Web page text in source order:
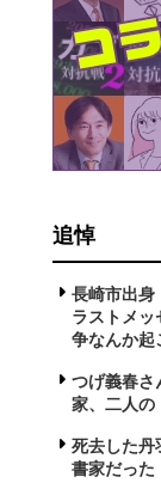
追悼
長崎市出
ラストメ
争なんか起
つげ義春
家、二人の
死去した丹
書家だっ